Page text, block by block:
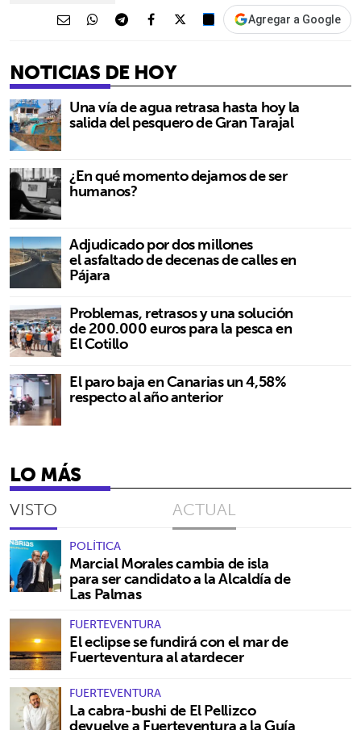
Agregar a Google
NOTICIAS DE HOY
Una vía de agua retrasa hasta hoy la
salida del pesquero de Gran Tarajal
¿En qué momento dejamos de ser
humanos?
Adjudicado por dos millones
el asfaltado de decenas de calles en
Pájara
Problemas, retrasos y una solución
de 200.000 euros para la pesca en
El Cotillo
El paro baja en Canarias un 4,58%
respecto al año anterior
LO MÁS
VISTO ACTUAL
POLÍTICA
Marcial Morales cambia de isla
para ser candidato a la Alcaldía de
Las Palmas
FUERTEVENTURA
El eclipse se fundirá con el mar de
Fuerteventura al atardecer
FUERTEVENTURA
La cabra-bushi de El Pellizco